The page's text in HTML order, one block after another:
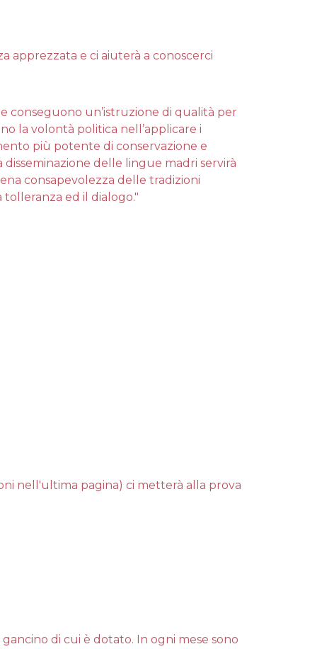
apprezzata e ci aiuterà a conoscerci
conseguono un’istruzione di qualità per
la volontà politica nell’applicare i
più potente di conservazione e
delle lingue madri servirà
consapevolezza delle tradizioni
ed il dialogo."
nell'ultima pagina) ci metterà alla prova
di cui è dotato. In ogni mese sono